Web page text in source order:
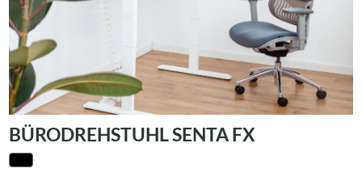
BÜRODREHSTUHL SENTA FX